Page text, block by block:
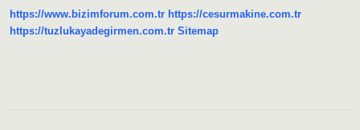
https://www.bizimforum.com.tr https://cesurmakine.com.tr
https://tuzlukayadegirmen.com.tr Sitemap